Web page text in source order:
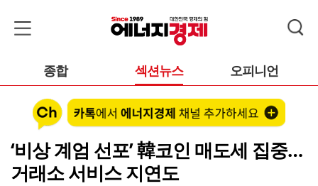
종합 섹션뉴스 오피니언
‘비상 계엄 선포’ 韓코인 매도세 집중…
거래소 서비스 지연도